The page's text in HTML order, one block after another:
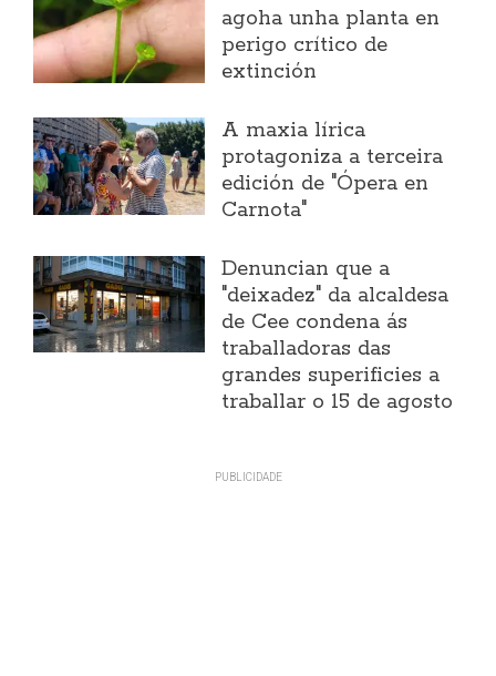
agoha unha planta en
perigo crítico de
extinción
A maxia lírica
protagoniza a terceira
edición de "Ópera en
Carnota"
Denuncian que a
"deixadez" da alcaldesa
de Cee condena ás
traballadoras das
grandes superificies a
traballar o 15 de agosto